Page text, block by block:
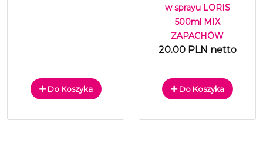
Do Koszyka
w sprayu LORIS
500ml MIX
ZAPACHÓW
20.00 PLN netto
Do Koszyka